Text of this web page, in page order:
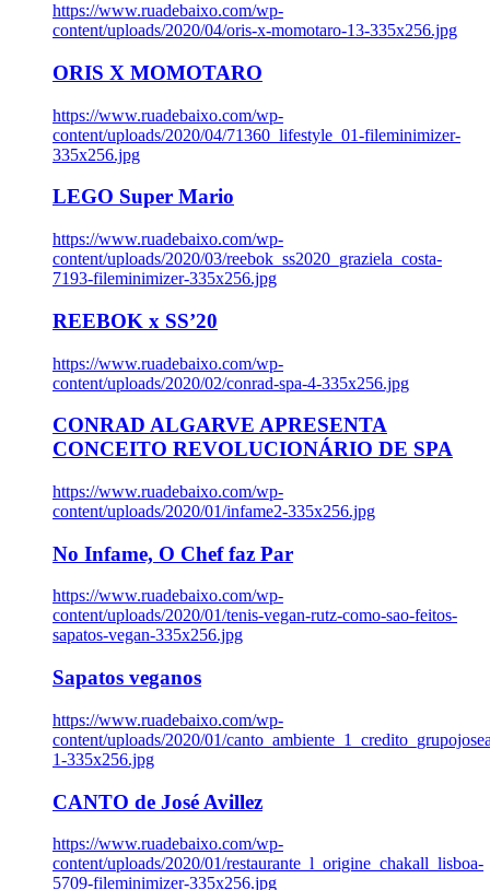
https://www.ruadebaixo.com/wp-
content/uploads/2020/04/oris-x-momotaro-13-335x256.jpg
ORIS X MOMOTARO
https://www.ruadebaixo.com/wp-
content/uploads/2020/04/71360_lifestyle_01-fileminimizer-
335x256.jpg
LEGO Super Mario
https://www.ruadebaixo.com/wp-
content/uploads/2020/03/reebok_ss2020_graziela_costa-
7193-fileminimizer-335x256.jpg
REEBOK x SS’20
https://www.ruadebaixo.com/wp-
content/uploads/2020/02/conrad-spa-4-335x256.jpg
CONRAD ALGARVE APRESENTA
CONCEITO REVOLUCIONÁRIO DE SPA
https://www.ruadebaixo.com/wp-
content/uploads/2020/01/infame2-335x256.jpg
No Infame, O Chef faz Par
https://www.ruadebaixo.com/wp-
content/uploads/2020/01/tenis-vegan-rutz-como-sao-feitos-
sapatos-vegan-335x256.jpg
Sapatos veganos
https://www.ruadebaixo.com/wp-
content/uploads/2020/01/
1-335x256.jpg
CANTO de José Avillez
https://www.ruadebaixo.com/wp-
content/uploads/2020/01/restaurante_l_origine_chakall_lisboa-
5709-fileminimizer-335x256.jpg